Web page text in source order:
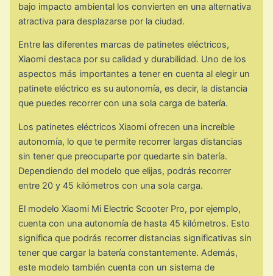
bajo impacto ambiental los convierten en una alternativa
atractiva para desplazarse por la ciudad.
Entre las diferentes marcas de patinetes eléctricos,
Xiaomi destaca por su calidad y durabilidad. Uno de los
aspectos más importantes a tener en cuenta al elegir un
patinete eléctrico es su autonomía, es decir, la distancia
que puedes recorrer con una sola carga de batería.
Los patinetes eléctricos Xiaomi ofrecen una increíble
autonomía, lo que te permite recorrer largas distancias
sin tener que preocuparte por quedarte sin batería.
Dependiendo del modelo que elijas, podrás recorrer
entre 20 y 45 kilómetros con una sola carga.
El modelo Xiaomi Mi Electric Scooter Pro, por ejemplo,
cuenta con una autonomía de hasta 45 kilómetros. Esto
significa que podrás recorrer distancias significativas sin
tener que cargar la batería constantemente. Además,
este modelo también cuenta con un sistema de